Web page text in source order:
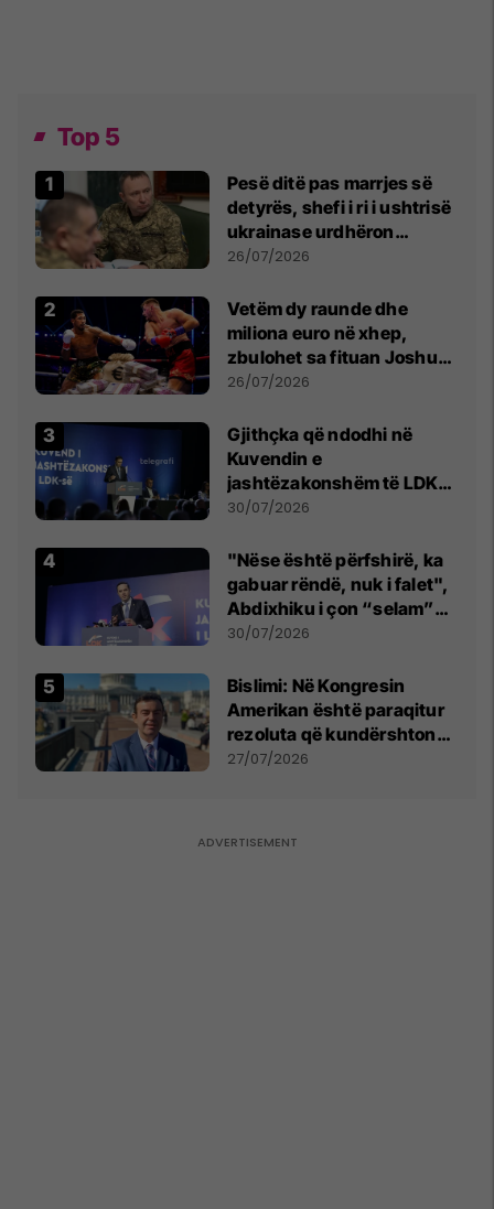
Top 5
Pesë ditë pas marrjes së
detyrës, shefi i ri i ushtrisë
ukrainase urdhëron
kontroll të madh
26/07/2026
Vetëm dy raunde dhe
miliona euro në xhep,
zbulohet sa fituan Joshua
e Prenga
26/07/2026
Gjithçka që ndodhi në
Kuvendin e
jashtëzakonshëm të LDK-
së
30/07/2026
"Nëse është përfshirë, ka
gabuar rëndë, nuk i falet",
Abdixhiku i çon “selam”
Përparim Ramës
30/07/2026
Bislimi: Në Kongresin
Amerikan është paraqitur
rezoluta që kundërshton
mbajtjen e Asamblesë
27/07/2026